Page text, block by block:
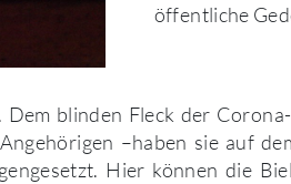
öffentliche
blinden Fleck der
–haben sie auf
Hier können die